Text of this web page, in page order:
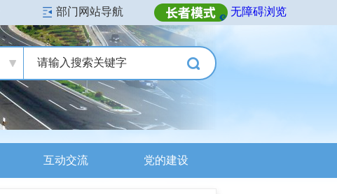
部门网站导航 无障碍浏览
互动交流 党的建设